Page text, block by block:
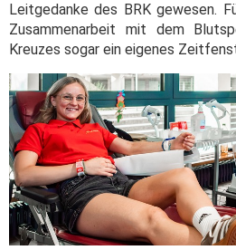
Leitgedanke des BRK gewesen.
Zusammenarbeit mit dem
Kreuzes sogar ein eigenes